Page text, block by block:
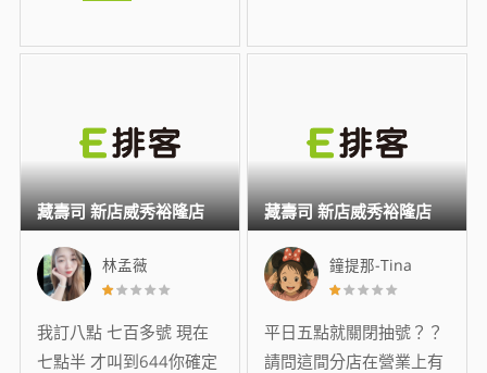
林孟薇
我訂八點 七百多號 現在
七點半 才叫到644你確定
藏壽司 新店威秀裕隆店
鐘提那-Tina
平日五點就關閉抽號？？
請問這間分店在營業上有
藏壽司 新店威秀裕隆店